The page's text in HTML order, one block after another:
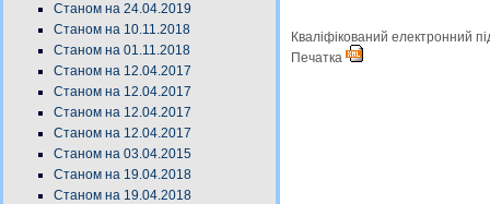
Станом на 24.04.2019
Станом на 10.11.2018
Станом на 01.11.2018
Станом на 12.04.2017
Станом на 12.04.2017
Станом на 12.04.2017
Станом на 12.04.2017
Станом на 03.04.2015
Станом на 19.04.2018
Станом на 19.04.2018
Кваліфікований електронний
Печатка